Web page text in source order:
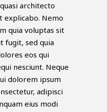
architecto
explicabo. Nemo
quia voluptas sit
fugit, sed quia
eos qui
nesciunt. Neque
dolorem ipsum
adipisci
eius modi